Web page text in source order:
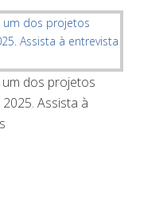
dos projetos
Assista à